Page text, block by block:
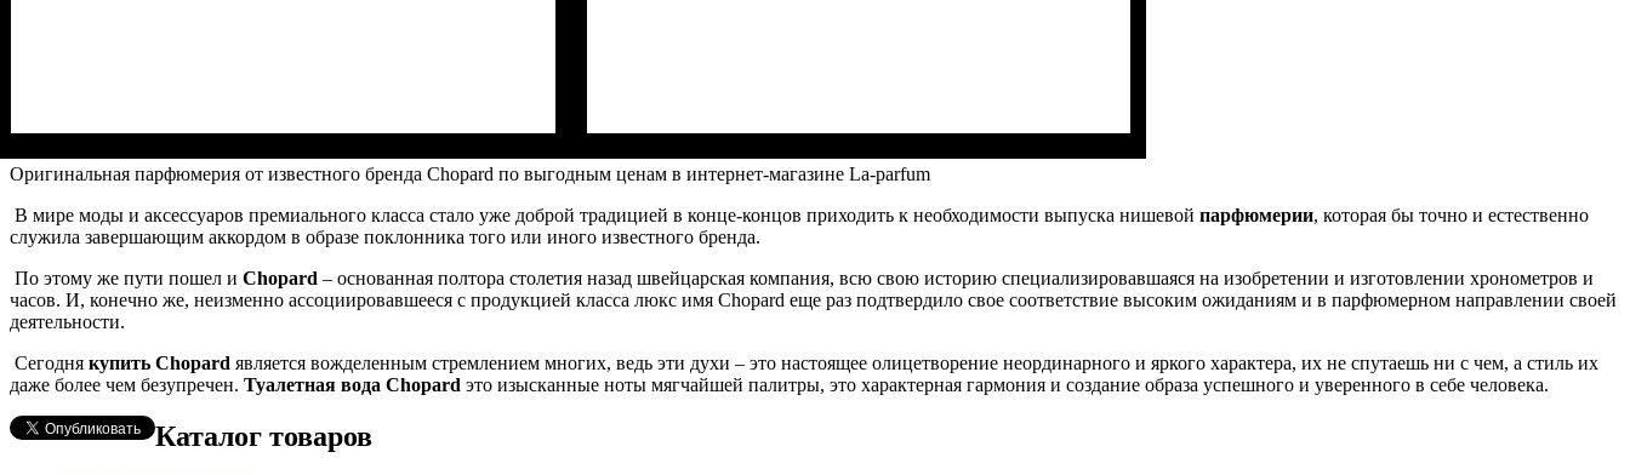
Оригинальная парфюмерия от известного бренда Сhopard по выгодным ценам в интернет-магазине La-parfum
В мире моды и аксессуаров премиального класса стало уже доброй традицией в конце-концов приходить к необходимости выпуска нишевой парфюмерии, которая бы точно и естественно
служила завершающим аккордом в образе поклонника того или иного известного бренда.
По этому же пути пошел и Chopard – основанная полтора столетия назад швейцарская компания, всю свою историю специализировавшаяся на изобретении и изготовлении хронометров и
часов. И, конечно же, неизменно ассоциировавшееся с продукцией класса люкс имя Chopard еще раз подтвердило свое соответствие высоким ожиданиям и в парфюмерном направлении своей
деятельности.
Сегодня купить Chopard является вожделенным стремлением многих, ведь эти духи – это настоящее олицетворение неординарного и яркого характера, их не спутаешь ни с чем, а стиль их
даже более чем безупречен. Туалетная вода Chopard это изысканные ноты мягчайшей палитры, это характерная гармония и создание образа успешного и уверенного в себе человека.
Каталог товаров